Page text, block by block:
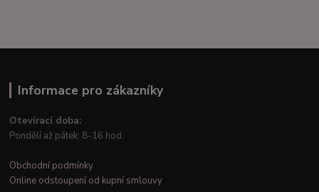
Informace pro zákazníky
Otevírací doba:
Pondělí až pátek: 8-16 hod.
Obchodní podmínky
Online odstoupení od kupní smlouvy